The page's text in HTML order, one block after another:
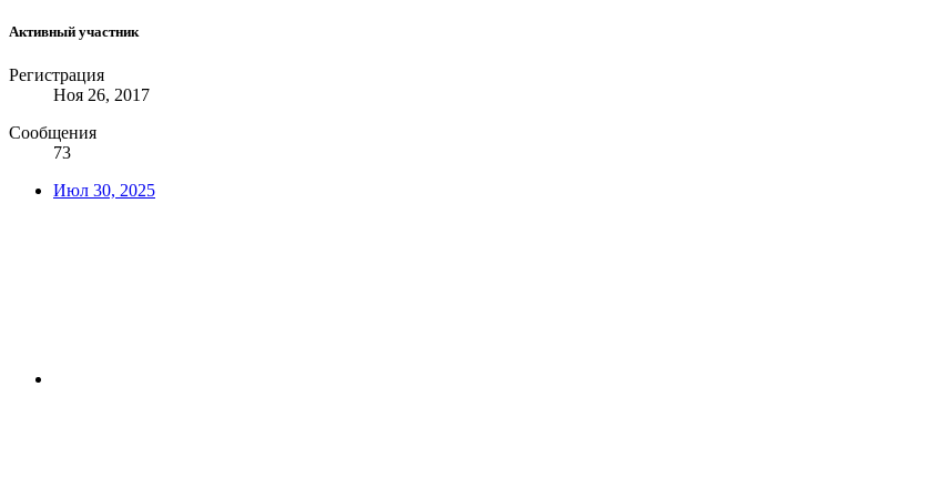
Активный участник
Регистрация
Ноя 26, 2017
Сообщения
73
Июл 30, 2025